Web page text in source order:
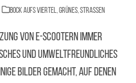
BOCK AUFS VIERTEL,Grünes,Straßen
von E-Scootern immer
und umweltfreundliches
Bilder gemacht, auf denen